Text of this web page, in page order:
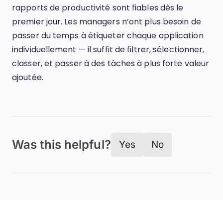
rapports de productivité sont fiables dès le
premier jour. Les managers n’ont plus besoin de
passer du temps à étiqueter chaque application
individuellement — il suffit de filtrer, sélectionner,
classer, et passer à des tâches à plus forte valeur
ajoutée.
Was this helpful? Yes No